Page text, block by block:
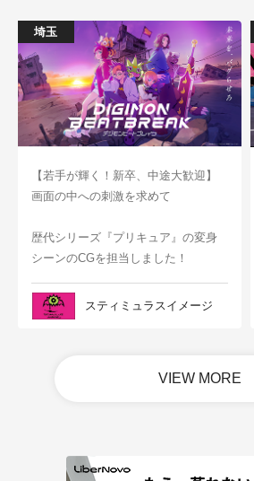
埼玉
【若手が輝く！新卒、中途大歓迎】
画面の中への刺激を求めて
歴代シリーズ『プリキュア』の変身
シーンのCGを担当しました！
スティミュラスイメージ
VIEW MORE